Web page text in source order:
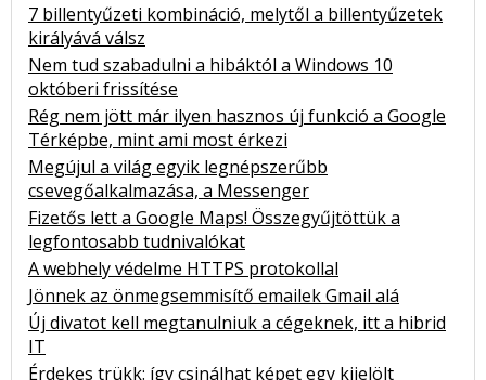
7 billentyűzeti kombináció, melytől a billentyűzetek
királyává válsz
Nem tud szabadulni a hibáktól a Windows 10
októberi frissítése
Rég nem jött már ilyen hasznos új funkció a Google
Térképbe, mint ami most érkezi
Megújul a világ egyik legnépszerűbb
csevegőalkalmazása, a Messenger
Fizetős lett a Google Maps! Összegyűjtöttük a
legfontosabb tudnivalókat
A webhely védelme HTTPS protokollal
Jönnek az önmegsemmisítő emailek Gmail alá
Új divatot kell megtanulniuk a cégeknek, itt a hibrid
IT
Érdekes trükk: így csinálhat képet egy kijelölt